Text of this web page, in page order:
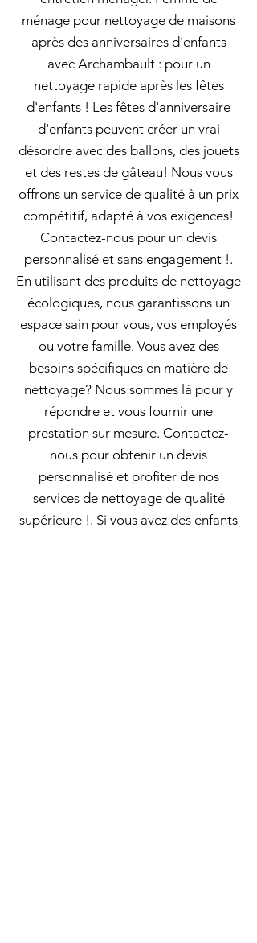
ménage pour nettoyage de maisons
après des anniversaires d'enfants
avec Archambault : pour un
nettoyage rapide après les fêtes
d'enfants ! Les fêtes d'anniversaire
d'enfants peuvent créer un vrai
désordre avec des ballons, des jouets
et des restes de gâteau! Nous vous
offrons un service de qualité à un prix
compétitif, adapté à vos exigences!
Contactez-nous pour un devis
personnalisé et sans engagement !.
En utilisant des produits de nettoyage
écologiques, nous garantissons un
espace sain pour vous, vos employés
ou votre famille. Vous avez des
besoins spécifiques en matière de
nettoyage? Nous sommes là pour y
répondre et vous fournir une
prestation sur mesure. Contactez-
nous pour obtenir un devis
personnalisé et profiter de nos
services de nettoyage de qualité
supérieure !. Si vous avez des enfants